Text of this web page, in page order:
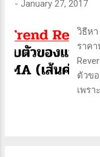
วาง
ยะๆ
เรื่อ
กระช
นี้ ถ้า
รอ?
พัก
- January 27, 2017
วิธีห
ราคา
ตัวข
เพร
นา